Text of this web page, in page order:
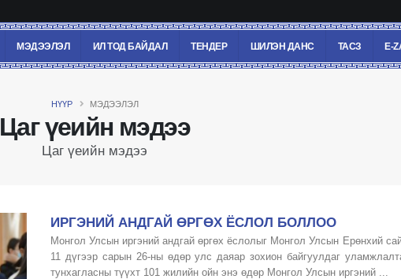
МЭДЭЭЛЭЛ ИЛ ТОД БАЙДАЛ ТЕНДЕР ШИЛЭН ДАНС ТАСЗ E-
Цаг үеийн мэдээ
Цаг үеийн мэдээ
НҮҮР МЭДЭЭЛЭЛ
ИРГЭНИЙ АНДГАЙ ӨРГӨХ ЁСЛОЛ БОЛЛОО
Монгол Улсын иргэний андгай өргөх ёслолыг Монгол Улсын Ерөнхий
11 дүгээр сарын 26-ны өдөр улс даяар зохион байгуулдаг
тунхагласны түүхт 101 жилийн ойн энэ өдөр Монгол Улсын иргэний ...